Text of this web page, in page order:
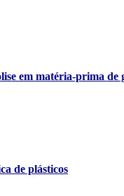
em matéria-prima
de plásticos